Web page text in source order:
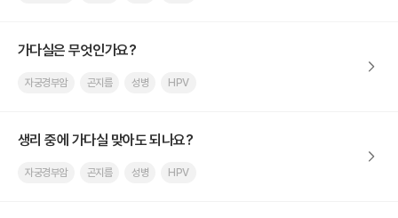
가다실은 무엇인가요?
자궁경부암 곤지름 성병 HPV
생리 중에 가다실 맞아도 되나요?
자궁경부암 곤지름 성병 HPV